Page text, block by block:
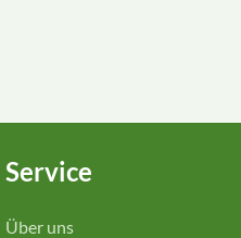
Service
Über uns